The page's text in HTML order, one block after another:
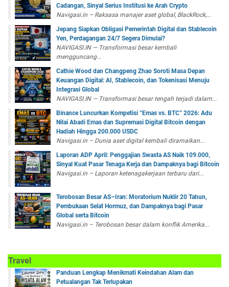
Cadangan, Sinyal Serius Institusi ke Arah Crypto
Navigasi.in – Raksasa manajer aset global, BlackRock,...
Jepang Siapkan Obligasi Pemerintah Digital dan Stablecoin
Yen, Perdagangan 24/7 Segera Dimulai?
NAVIGASI.IN — Transformasi besar kembali
mengguncang...
Cathie Wood dan Changpeng Zhao Soroti Masa Depan
Keuangan Digital: AI, Stablecoin, dan Tokenisasi Menuju
Integrasi Global
NAVIGASI.IN — Transformasi besar tengah terjadi dalam...
Binance Luncurkan Kompetisi “Emas vs. BTC” 2026: Adu
Nilai Abadi Emas dan Supremasi Digital Bitcoin dengan
Hadiah Hingga 200.000 USDC
Navigasi.in – Dunia aset digital kembali diramaikan...
Laporan ADP April: Penggajian Swasta AS Naik 109.000,
Sinyal Kuat Pasar Tenaga Kerja dan Dampaknya bagi Bitcoin
Navigasi.in – Laporan ketenagakerjaan terbaru dari...
Terobosan Besar AS–Iran: Moratorium Nuklir 20 Tahun,
Pembukaan Selat Hormuz, dan Dampaknya bagi Pasar
Global serta Bitcoin
Navigasi.in – Terobosan besar dalam konflik Amerika...
Travel
Panduan Lengkap Menikmati Keindahan Alam dan
Petualangan Tak Terlupakan